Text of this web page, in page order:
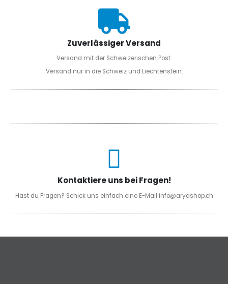
Zuverlässiger Versand
Versand mit der Schweizerischen Post.
Versand nur in die Schweiz und Liechtenstein.
Kontaktiere uns bei Fragen!
Hast du Fragen? Schick uns einfach eine E-Mail info@aryashop.ch